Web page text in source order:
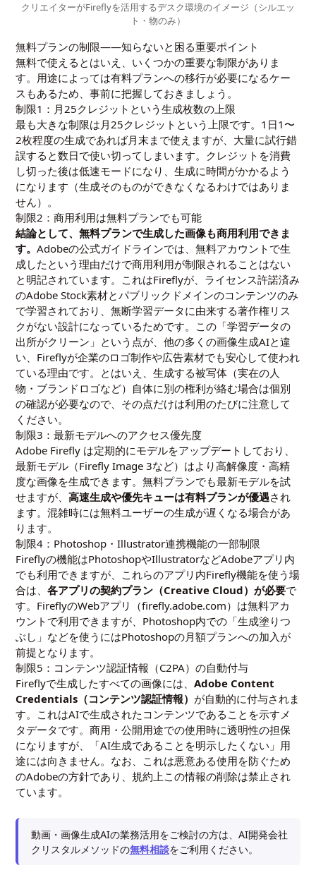
クリエイターがFireflyを活用するデスク環境のイメージ（シルエッ
ト・物のみ）
無料プランの制限——知らないと困る重要ポイント
無料で使えるとはいえ、いくつかの重要な制限がありま
す。用途によっては有料プランへの移行が必要になるケー
スもあるため、事前に把握しておきましょう。
制限1：月25クレジットという生成枚数の上限
最も大きな制限は月25クレジットという上限です。1日1〜
2枚程度の生成であれば月末まで使えますが、大量に試行錯
誤すると数日で使い切ってしまいます。クレジットを消費
し切った後は低速モードになり、生成に時間がかかるよう
になります（生成そのものができなくなるわけではありま
せん）。
制限2：商用利用は無料プランでも可能
結論として、無料プランで生成した画像も商用利用できま
す。Adobeの公式ガイドラインでは、無料アカウントで生
成したという理由だけで商用利用が制限されることはない
と明記されています。これはFireflyが、ライセンス許諾済み
のAdobe Stock素材とパブリックドメインのコンテンツのみ
で学習されており、無断学習データに由来する著作権リス
クがない設計になっているためです。この「学習データの
出所がクリーン」という点が、他の多くの画像生成AIと違
い、Fireflyが企業のロゴ制作や広告素材でも安心して使われ
ている理由です。とはいえ、生成する被写体（実在の人
物・ブランドロゴなど）自体に別の権利が絡む場合は個別
の確認が必要なので、その点だけは利用のたびに注意して
ください。
制限3：最新モデルへのアクセス優先度
Adobe Firefly は定期的にモデルをアップデートしており、
最新モデル（Firefly Image 3など）はより高解像度・高精
度な画像を生成できます。無料プランでも最新モデルを試
せますが、高速生成や優先キューは有料プランが優遇され
ます。混雑時には無料ユーザーの生成が遅くなる場合があ
ります。
制限4：Photoshop・Illustrator連携機能の一部制限
Fireflyの機能はPhotoshopやIllustratorなどAdobeアプリ内
でも利用できますが、これらのアプリ内Firefly機能を使う場
合は、各アプリの契約プラン（Creative Cloud）が必要で
す。FireflyのWebアプリ（firefly.adobe.com）は無料アカ
ウントで利用できますが、Photoshop内での「生成塗りつ
ぶし」などを使うにはPhotoshopの月額プランへの加入が
前提となります。
制限5：コンテンツ認証情報（C2PA）の自動付与
Fireflyで生成したすべての画像には、Adobe Content
Credentials（コンテンツ認証情報） が自動的に付与されま
す。これはAIで生成されたコンテンツであることを示すメ
タデータです。商用・公開用途での使用時に透明性の担保
になりますが、「AI生成であることを明示したくない」用
途には向きません。なお、これは悪意ある使用を防ぐため
のAdobeの方針であり、規約上この情報の削除は禁止され
ています。
動画・画像生成AIの業務活用をご検討の方は、AI開発会社
クリスタルメソッドの無料相談をご利用ください。